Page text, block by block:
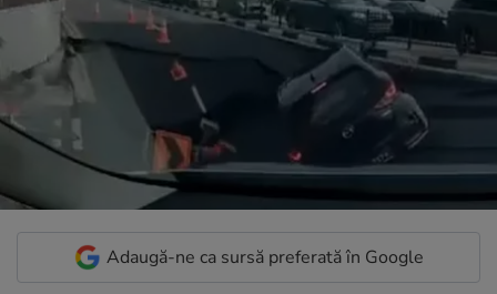
Adaugă-ne ca sursă preferată în Google